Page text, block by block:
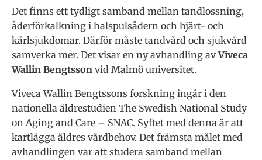
Det finns ett tydligt samband mellan tandlossning,
åderförkalkning i halspulsådern och hjärt- och
kärlsjukdomar. Därför måste tandvård och sjukvård
samverka mer. Det visar en ny avhandling avViveca
Wallin Bengtsson vid Malmö universitet.
Viveca Wallin Bengtssons forskning ingår i den
nationella äldrestudien The Swedish National Study
on Aging and Care – SNAC. Syftet med denna är att
kartlägga äldres vårdbehov. Det främsta målet med
avhandlingen var att studera samband mellan